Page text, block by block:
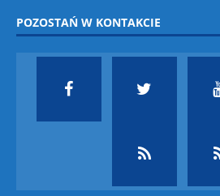
POZOSTAŃ W KONTAKCIE